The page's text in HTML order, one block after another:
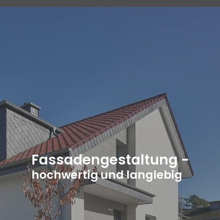
Fassadengestaltung -
hochwertig und langlebig
äußere Erscheinungsbild, sondern erfüllen auch
wichtige Funktionen in Bezug auf Ästhetik,
Schutz und Energieeffizienz. Moderne
Fassadengestaltung bietet eine Vielfalt an
Materialien und Stilen, von traditionellen
Verputztechniken bis zu innovativem Glas und
Metall. Die Auswahl beeinflusst nicht nur den
ersten Eindruck, sondern auch das
Wohlbefinden der Bewohner. Entdecken Sie die